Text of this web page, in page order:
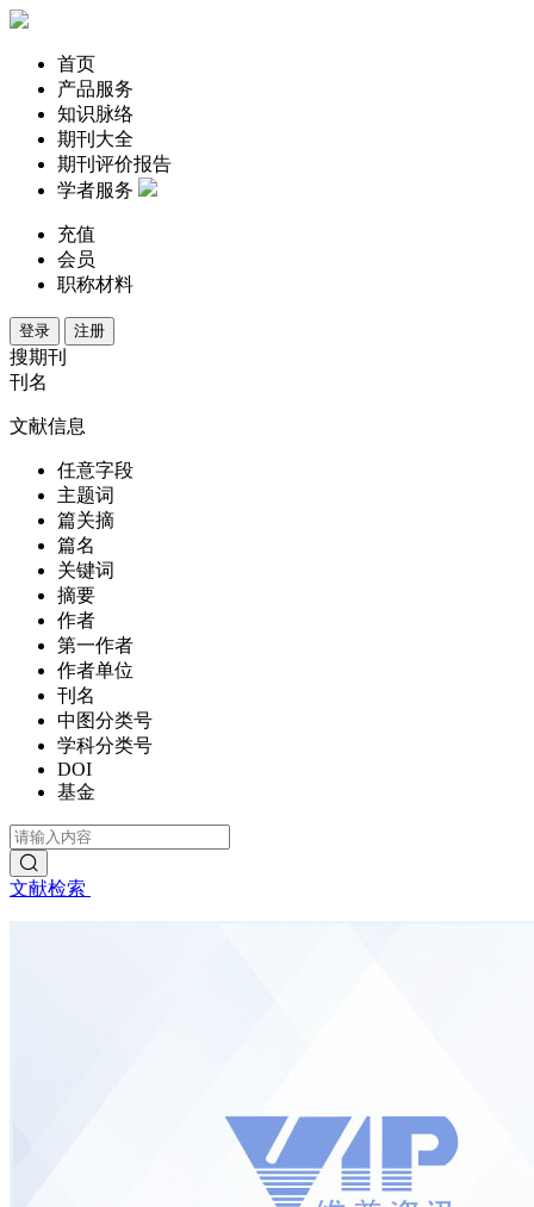
首页
产品服务
知识脉络
期刊大全
期刊评价报告
学者服务
充值
会员
职称材料
登录 注册
搜期刊
刊名
文献信息
任意字段
主题词
篇关摘
篇名
关键词
摘要
作者
第一作者
作者单位
刊名
中图分类号
学科分类号
DOI
基金
文献检索